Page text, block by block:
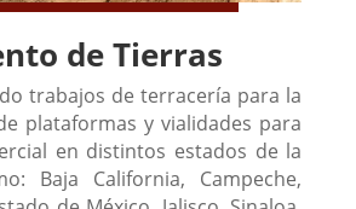
de Tierras
trabajos de terracería para la
plataformas y vialidades para
en distintos estados de la
Baja California, Campeche,